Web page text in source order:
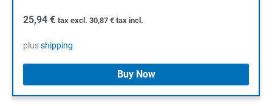
25,94 € tax excl. 30,87 € tax incl.
plusshipping
Buy Now